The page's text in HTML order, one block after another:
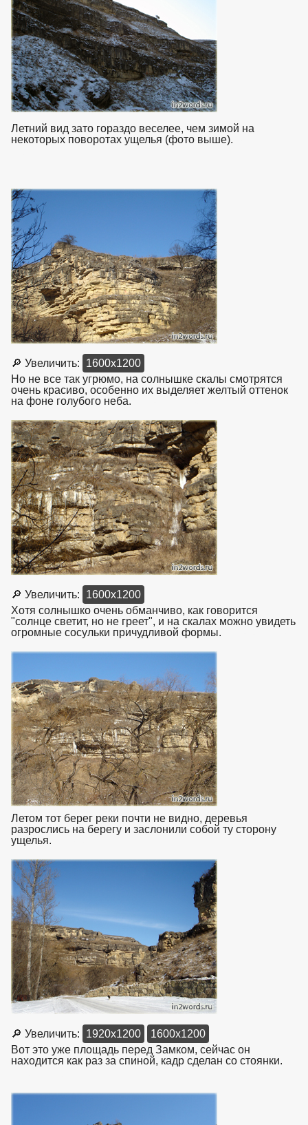
Летний вид зато гораздо веселее, чем зимой на
некоторых поворотах ущелья (фото выше).
🔎 Увеличить:
1600x1200
Но не все так угрюмо, на солнышке скалы смотрятся
очень красиво, особенно их выделяет желтый оттенок
на фоне голубого неба.
🔎 Увеличить:
1600x1200
Хотя солнышко очень обманчиво, как говорится
"солнце светит, но не греет", и на скалах можно увидеть
огромные сосульки причудливой формы.
Летом тот берег реки почти не видно, деревья
разрослись на берегу и заслонили собой ту сторону
ущелья.
🔎 Увеличить: 1920x1200
1600x1200
Вот это уже площадь перед Замком, сейчас он
находится как раз за спиной, кадр сделан со стоянки.